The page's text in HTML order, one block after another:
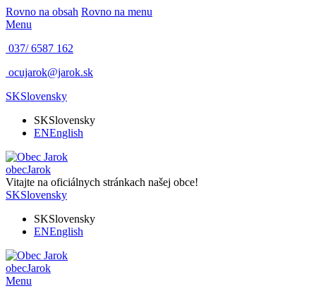
Rovno na obsah Rovno na menu
Menu
037/ 6587 162
ocujarok@jarok.sk
SKSlovensky
SKSlovensky
ENEnglish
obecJarok
Vitajte na oficiálnych stránkach našej obce!
SKSlovensky
SKSlovensky
ENEnglish
obecJarok
Menu